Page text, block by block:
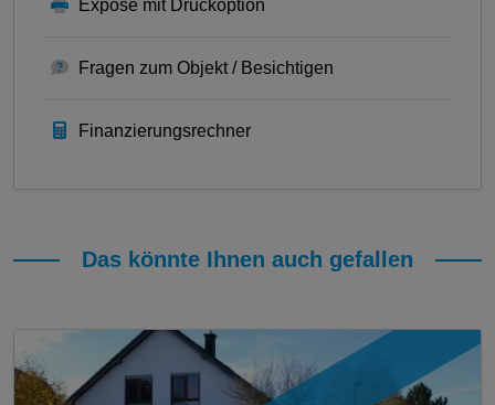
Exposé mit Druckoption
Fragen zum Objekt / Besichtigen
Finanzierungsrechner
Das könnte Ihnen auch gefallen